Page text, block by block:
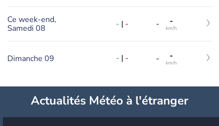
Ce week-end,
Samedi 08
- | - - -
km/h
Dimanche 09 - | - - -
km/h
Actualités Météo à l'étranger